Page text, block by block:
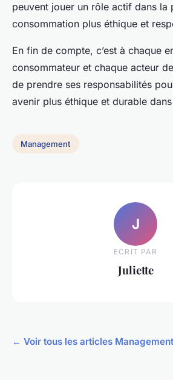
peuvent jouer un rôle actif dans la
consommation plus éthique et
En fin de compte, c’est à chaque
consommateur et chaque acteur
de prendre ses responsabilités
avenir plus éthique et durable
Management
J
ECRIT PAR
Juliette
← Voir tous les articles Management